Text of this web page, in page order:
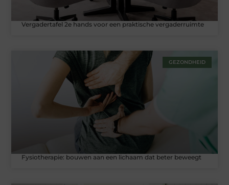
Vergadertafel 2e hands voor een praktische vergaderruimte
GEZONDHEID
Fysiotherapie: bouwen aan een lichaam dat beter beweegt